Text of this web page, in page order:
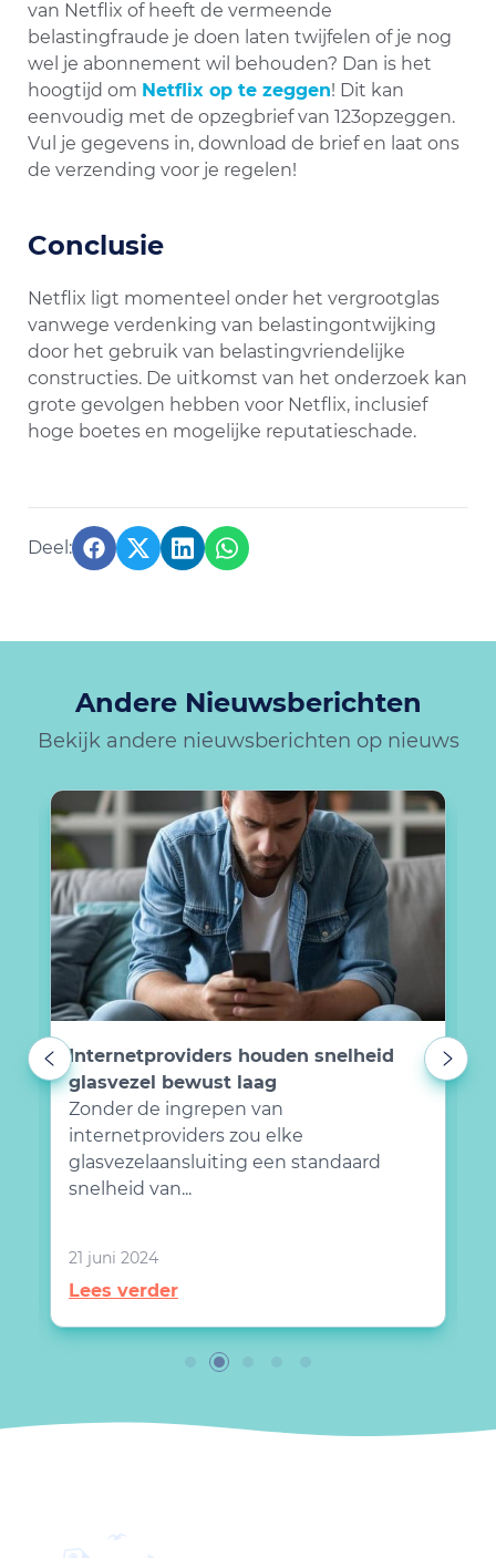
van Netflix of heeft de vermeende
belastingfraude je doen laten twijfelen of je nog
wel je abonnement wil behouden? Dan is het
hoogtijd om Netflix op te zeggen! Dit kan
eenvoudig met de opzegbrief van 123opzeggen.
Vul je gegevens in, download de brief en laat ons
de verzending voor je regelen!
Conclusie
Netflix ligt momenteel onder het vergrootglas
vanwege verdenking van belastingontwijking
door het gebruik van belastingvriendelijke
constructies. De uitkomst van het onderzoek kan
grote gevolgen hebben voor Netflix, inclusief
hoge boetes en mogelijke reputatieschade.
Andere Nieuwsberichten
Bekijk andere nieuwsberichten op nieuws
Internetproviders houden snelheid
glasvezel bewust laag
Zonder de ingrepen van
internetproviders zou elke
glasvezelaansluiting een standaard
snelheid van...
21 juni 2024
Lees verder